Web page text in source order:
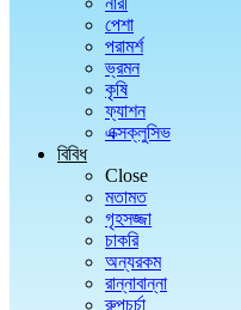
পেশা
পরামর্শ
ভ্রমন
কৃষি
ফ্যাশন
এক্সক্লুসিভ
বিবিধ
Close
মতামত
গৃহসজ্জা
চাকরি
অন্যরকম
রান্নাবান্না
রুপচর্চা